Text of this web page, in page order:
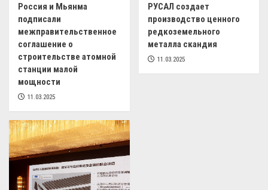
Россия и Мьянма
подписали
межправительственное
соглашение о
строительстве атомной
станции малой
мощности
11.03.2025
РУСАЛ создает
производство ценного
редкоземельного
металла скандия
11.03.2025